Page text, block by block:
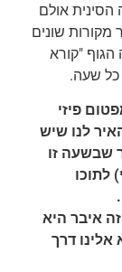
אולם
שונים
"קורא
כל שעה.
פיזי
לנו שיש
שבשעה זו
לתוכו
איבר היא
דרך